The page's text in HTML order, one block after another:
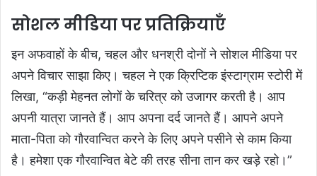
सोशल मीडिया पर प्रतिक्रियाएँ
इन अफवाहों के बीच, चहल और धनश्री दोनों ने सोशल मीडिया पर
अपने विचार साझा किए। चहल ने एक क्रिप्टिक इंस्टाग्राम स्टोरी में
लिखा, “कड़ी मेहनत लोगों के चरित्र को उजागर करती है। आप
अपनी यात्रा जानते हैं। आप अपना दर्द जानते हैं। आपने अपने
माता-पिता को गौरवान्वित करने के लिए अपने पसीने से काम किया
है। हमेशा एक गौरवान्वित बेटे की तरह सीना तान कर खड़े रहो।”